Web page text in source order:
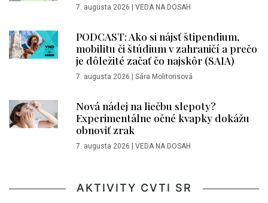
7. augusta 2026 VEDA NA DOSAH
PODCAST: Ako si nájsť štipendium,
mobilitu či štúdium v zahraničí a prečo
je dôležité začať čo najskôr (SAIA)
7. augusta 2026 Sára Molitorisová
Nová nádej na liečbu slepoty?
Experimentálne očné kvapky dokážu
obnoviť zrak
7. augusta 2026 VEDA NA DOSAH
AKTIVITY CVTI SR